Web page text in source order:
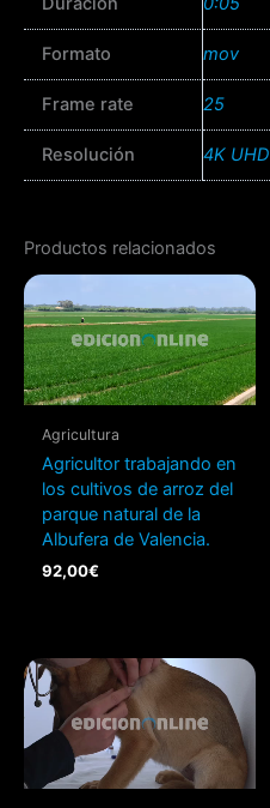
Formato mov
Frame rate 25
Resolución 4K UHD
Productos relacionados
Agricultura
Agricultor trabajando en
los cultivos de arroz del
parque natural de la
Albufera de Valencia.
92,00€